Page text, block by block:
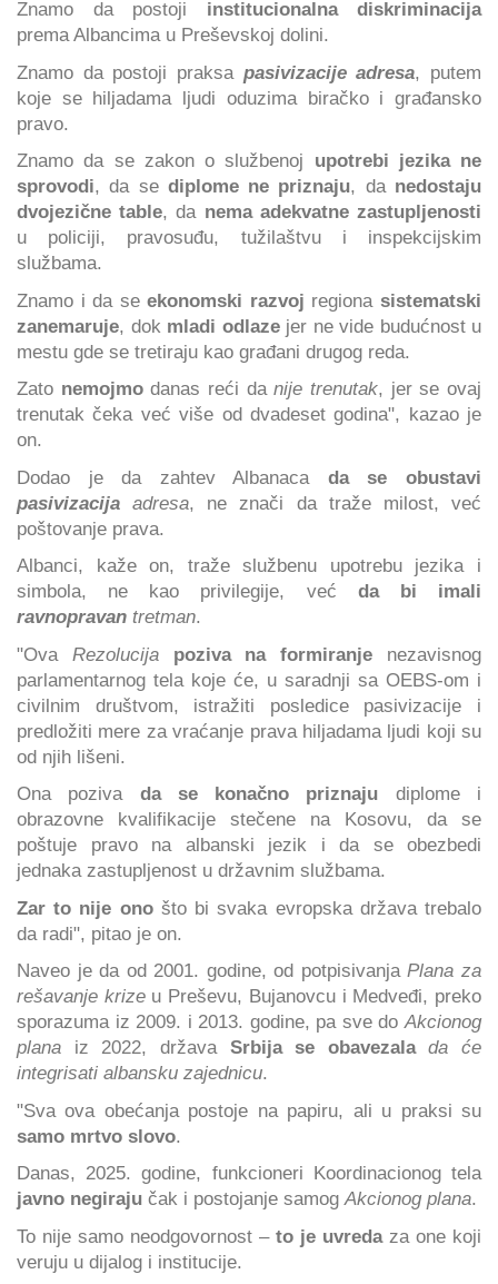
Znamo da postoji institucionalna diskriminacija
prema Albancima u Preševskoj dolini.
Znamo da postoji praksa pasivizacije adresa, putem
koje se hiljadama ljudi oduzima biračko i građansko
pravo.
Znamo da se zakon o službenoj upotrebi jezika ne
sprovodi, da se diplome ne priznaju, da nedostaju
dvojezične table, da nema adekvatne zastupljenosti
u policiji, pravosuđu, tužilaštvu i inspekcijskim
službama.
Znamo i da seekonomski razvoj regionasistematski
zanemaruje, dok mladi odlazejer ne vide budućnost u
mestu gde se tretiraju kao građani drugog reda.
Zato nemojmodanas reći danije trenutak, jer se ovaj
trenutak čeka već više od dvadeset godina", kazao je
on.
Dodao je da zahtev Albanaca da se obustavi
pasivizacija adresa, ne znači da traže milost, već
poštovanje prava.
Albanci, kaže on, traže službenu upotrebu jezika i
simbola, ne kao privilegije, već da bi imali
ravnopravan tretman.
"Ova Rezolucija poziva na formiranje nezavisnog
parlamentarnog tela koje će, u saradnji sa OEBS-om i
civilnim društvom, istražiti posledice pasivizacije i
predložiti mere za vraćanje prava hiljadama ljudi koji su
od njih lišeni.
Ona poziva da se konačno priznaju diplome i
obrazovne kvalifikacije stečene na Kosovu, da se
poštuje pravo na albanski jezik i da se obezbedi
jednaka zastupljenost u državnim službama.
Zar to nije ono što bi svaka evropska država trebalo
da radi", pitao je on.
Naveo je da od 2001. godine, od potpisivanjaPlana za
rešavanje krizeu Preševu, Bujanovcu i Medveđi, preko
sporazuma iz 2009. i 2013. godine, pa sve do Akcionog
plana iz 2022, država Srbija se obavezalada će
integrisati albansku zajednicu.
"Sva ova obećanja postoje na papiru, ali u praksi su
samo mrtvo slovo.
Danas, 2025. godine, funkcioneri Koordinacionog tela
javno negiraju čak i postojanje samog Akcionog plana.
To nije samo neodgovornost – to je uvreda za one koji
veruju u dijalog i institucije.